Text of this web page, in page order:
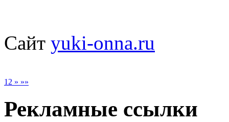
Сайт yuki-onna.ru
1 2 » »»
Рекламные ссылки